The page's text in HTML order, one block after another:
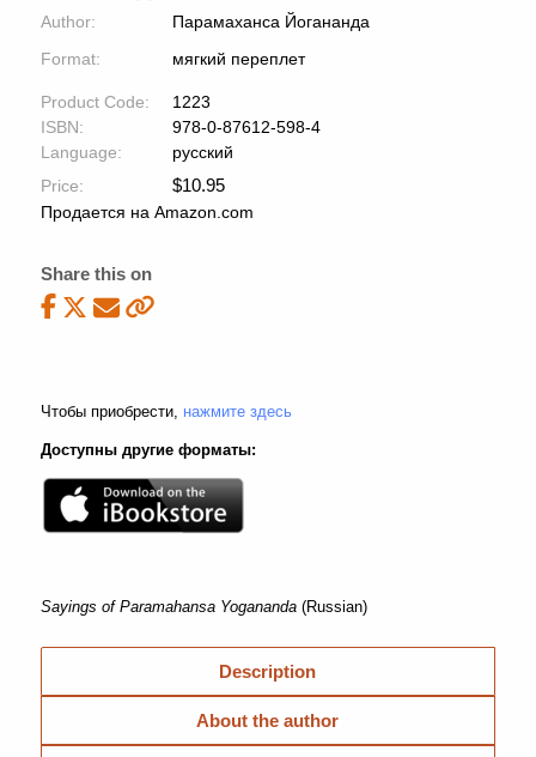
Author:
Парамаханса Йогананда
Format:
мягкий переплет
Product Code:
1223
ISBN:
978-0-87612-598-4
Language:
русский
Price:
$10.95
Продается на Amazon.com
Share this on
Чтобы приобрести, нажмите здесь
Доступны другие форматы:
Sayings of Paramahansa Yogananda(Russian)
Description
About the author